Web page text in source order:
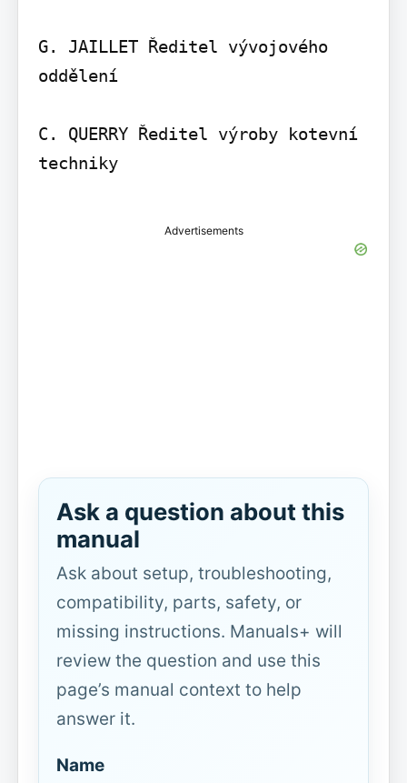
G. JAILLET Ředitel vývojového
oddělení
C. QUERRY Ředitel výroby kotevní
techniky
Advertisements
Ask a question about this
manual
Ask about setup, troubleshooting,
compatibility, parts, safety, or
missing instructions. Manuals+ will
review the question and use this
page’s manual context to help
answer it.
Name